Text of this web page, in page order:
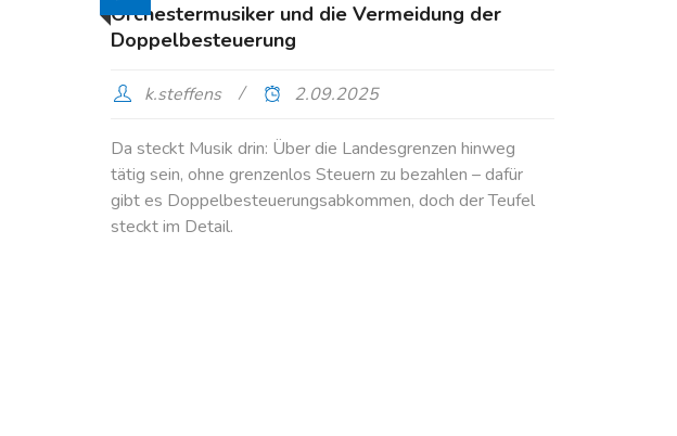
Orchestermusiker und die Vermeidung der
Doppelbesteuerung
k.steffens 2.09.2025
Da steckt Musik drin: Über die Landesgrenzen hinweg
tätig sein, ohne grenzenlos Steuern zu bezahlen – dafür
gibt es Doppelbesteuerungsabkommen, doch der Teufel
steckt im Detail.